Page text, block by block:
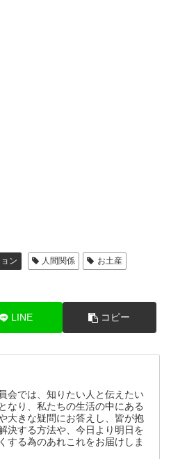
ン 人間関係
お土産
LINE コピー
会では、知りたい人と伝えたい
なり、私たちの生活の中にある
大きな疑問にお答えし、皆が抱
決する方法や、今日より明日を
する為のあれこれをお届けしま